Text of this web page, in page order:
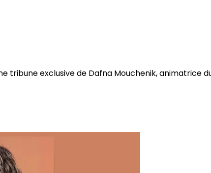
tribune exclusive de Dafna Mouchenik, animatrice